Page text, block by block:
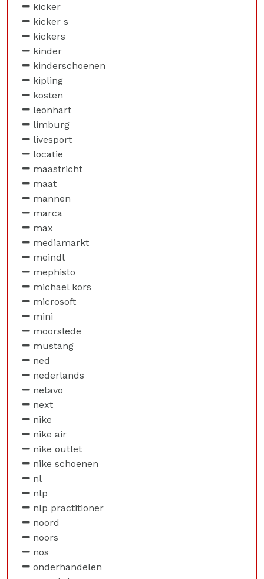
kicker
kicker s
kickers
kinder
kinderschoenen
kipling
kosten
leonhart
limburg
livesport
locatie
maastricht
maat
mannen
marca
max
mediamarkt
meindl
mephisto
michael kors
microsoft
mini
moorslede
mustang
ned
nederlands
netavo
next
nike
nike air
nike outlet
nike schoenen
nl
nlp
nlp practitioner
noord
noors
nos
onderhandelen